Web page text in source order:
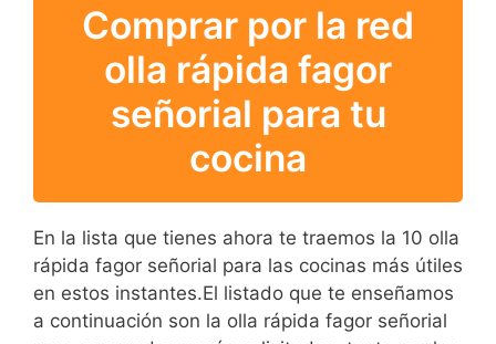
Comprar por la red
olla rápida fagor
señorial para tu
cocina
En la lista que tienes ahora te traemos la 10 olla
rápida fagor señorial para las cocinas más útiles
en estos instantes.El listado que te enseñamos
a continuación son la olla rápida fagor señorial